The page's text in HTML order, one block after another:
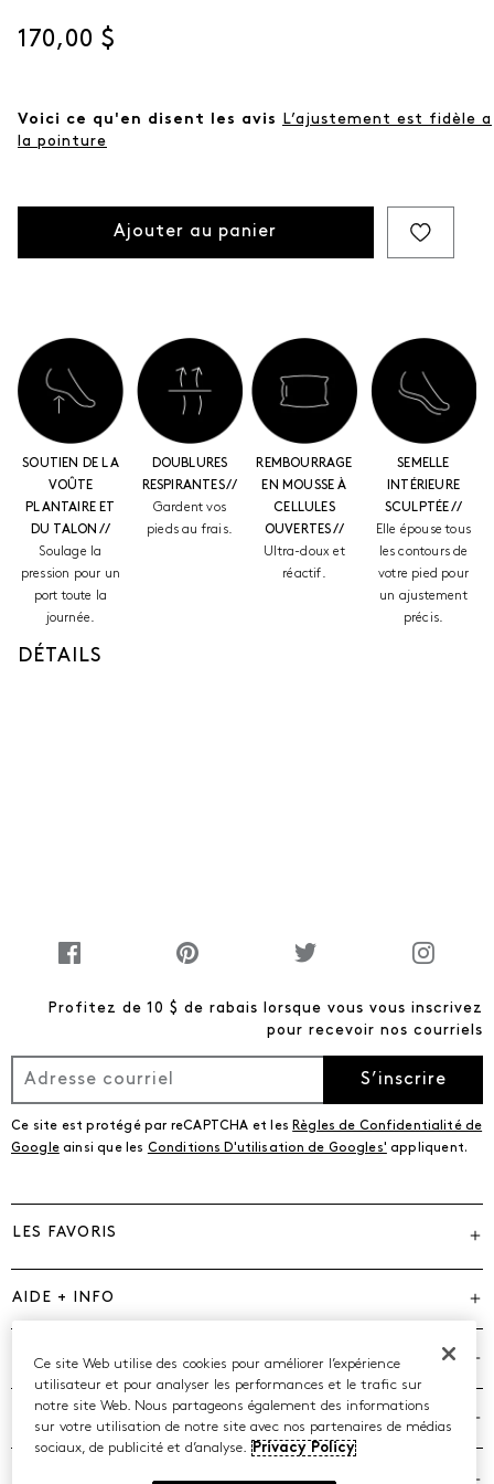
Prix actuel
170,00 $
Voici ce qu'en disent les avis
L’ajustement est fidèle a
la pointure
Ajouter au panier
SOUTIEN DE LA
VOÛTE
PLANTAIRE ET
DU TALON //
Soulage la
pression pour un
port toute la
journée.
DOUBLURES
RESPIRANTES //
Gardent vos
pieds au frais.
REMBOURRAGE
EN MOUSSE À
CELLULES
OUVERTES //
Ultra-doux et
réactif.
SEMELLE
INTÉRIEURE
SCULPTÉE //
Elle épouse tous
les contours de
votre pied pour
un ajustement
précis.
DÉTAILS
Profitez de 10 $ de rabais lorsque vous vous inscrivez
pour recevoir nos courriels
S’inscrire
Ce site est protégé par reCAPTCHA et les Règles de Confidentialité de
Googleainsi que les Conditions D'utilisation de Googles' appliquent.
LES FAVORIS
AIDE + INFO
MARQUES
Ce site Web utilise des cookies pour améliorer l’expérience
utilisateur et pour analyser les performances et le trafic sur
notre site Web. Nous partageons également des informations
sur votre utilisation de notre site avec nos partenaires de médias
sociaux, de publicité et d’analyse. Privacy Policy